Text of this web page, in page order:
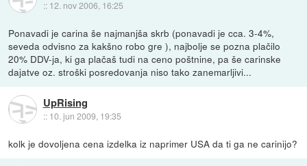
:: 12. nov 2006, 16:25
Ponavadi je carina še najmanjša skrb (ponavadi je cca. 3-4%,
seveda odvisno za kakšno robo gre ), najbolje se pozna plačilo
20% DDV-ja, ki ga plačaš tudi na ceno poštnine, pa še carinske
dajatve oz. stroški posredovanja niso tako zanemarljivi...
UpRising
:: 10. jun 2009, 19:35
kolk je dovoljena cena izdelka iz naprimer USA da ti ga ne carinijo?